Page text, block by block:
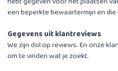
een beperkte bewaartermijn en
Gegevens uit klantreviews
We zijn dol op reviews. En onze
om te vinden wat je zoekt.